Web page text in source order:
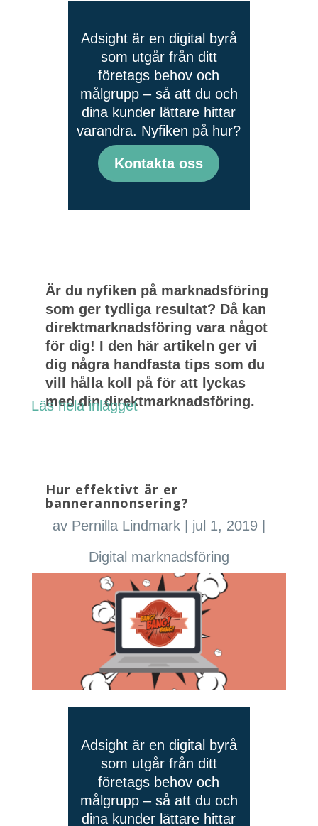
Adsight är en digital byrå
som utgår från ditt
företags behov och
målgrupp – så att du och
dina kunder lättare hittar
varandra. Nyfiken på hur?
Kontakta oss
Är du nyfiken på marknadsföring
som ger tydliga resultat? Då kan
direktmarknadsföring vara något
för dig! I den här artikeln ger vi
dig några handfasta tips som du
vill hålla koll på för att lyckas
med din direktmarknadsföring.
Läs hela inlägget
Hur effektivt är er
bannerannonsering?
av Pernilla Lindmark| jul 1, 2019
Digital marknadsföring
Adsight är en digital byrå
som utgår från ditt
företags behov och
målgrupp – så att du och
dina kunder lättare hittar